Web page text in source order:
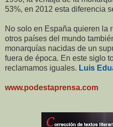
53%, en 2012 esta diferencia
No solo en España quieren la
otros países del mundo
monarquías nacidas de un
fuera de época. En este siglo
reclamamos iguales. Luis
www.podestaprensa.com